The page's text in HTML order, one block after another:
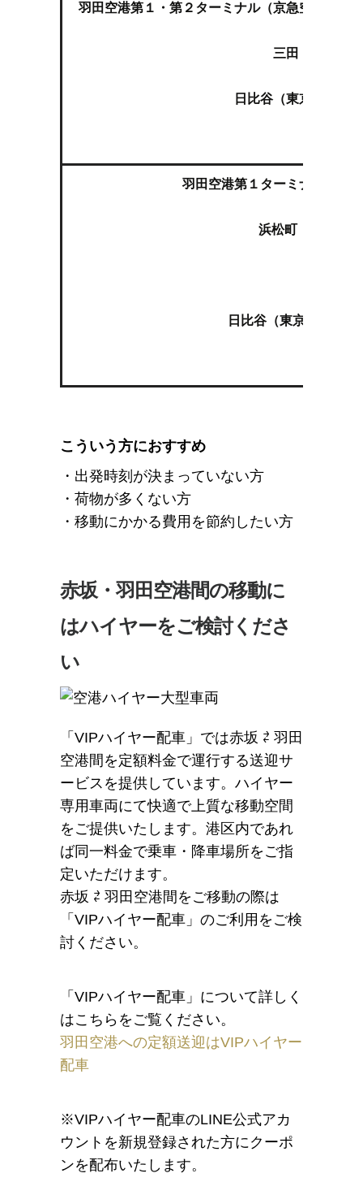
羽田空港第１・第２ターミナル（京急空港線エ
三田（都営三
日比谷（東京メトロ
羽田空港第１ターミナル（東
浜松町（ＪＲ山
日比谷（東京メトロ
こういう方におすすめ
・出発時刻が決まっていない方
・荷物が多くない方
・移動にかかる費用を節約したい方
赤坂・羽田空港間の移動に
はハイヤーをご検討くださ
い
「VIPハイヤー配車」では赤坂 ⇄ 羽田
空港間を定額料金で運行する送迎サ
ービスを提供しています。ハイヤー
専用車両にて快適で上質な移動空間
をご提供いたします。港区内であれ
ば同一料金で乗車・降車場所をご指
定いただけます。
赤坂 ⇄ 羽田空港間をご移動の際は
「VIPハイヤー配車」のご利用をご検
討ください。
「VIPハイヤー配車」について詳しく
はこちらをご覧ください。
羽田空港への定額送迎はVIPハイヤー
配車
※VIPハイヤー配車のLINE公式アカ
ウントを新規登録された方にクーポ
ンを配布いたします。